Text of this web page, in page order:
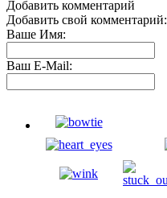
Добавить комментарий
Добавить свой комментарий:
Ваше Имя:
Ваш E-Mail: